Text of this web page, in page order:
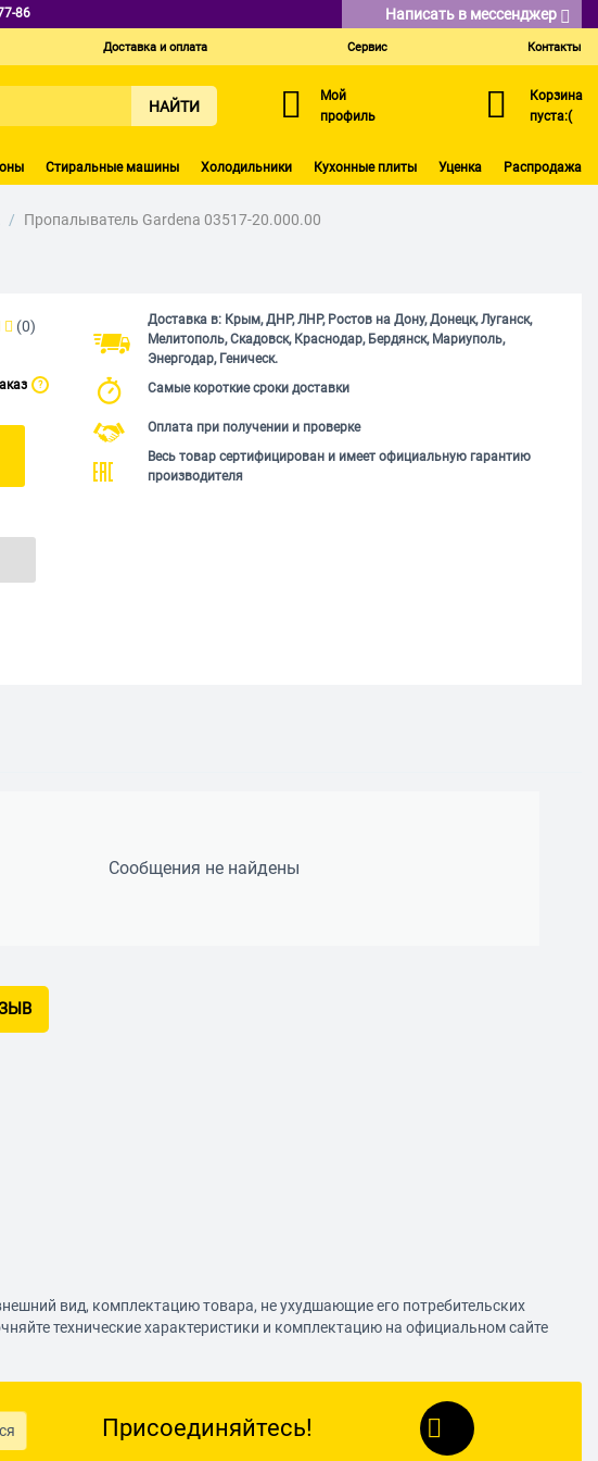
86 Написать в мессенджер
Доставка и оплата Сервис Контакты
НАЙТИ
Мой
профиль
Корзина
пуста:(
Стиральные машины Холодильники Кухонные плиты Уценка Распродажа
/ Пропалыватель Gardena 03517-20.000.00
(0)
?
Доставка в: Крым, ДНР, ЛНР, Ростов на Дону, Донецк, Луганск,
Мелитополь, Скадовск, Краснодар, Бердянск, Мариуполь,
Энергодар, Геническ.
Самые короткие сроки доставки
Оплата при получении и проверке
Весь товар сертифицирован и имеет официальную гарантию
производителя
Сообщения не найдены
вид, комплектацию товара, не ухудшающие его потребительских
технические характеристики и комплектацию на официальном сайте
Присоединяйтесь!